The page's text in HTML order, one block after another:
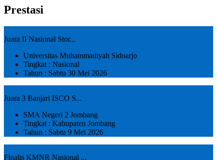
Prestasi
Juara II Nasional Stor...
Universitas Muhammadiyah Sidoarjo
Tingkat : Nasional
Tahun : Sabtu 30 Mei 2026
Juara 3 Banjari ISCO S...
SMA Negeri 2 Jombang
Tingkat : Kabupaten Jombang
Tahun : Sabtu 9 Mei 2026
Finalis KMNR Nasional ...